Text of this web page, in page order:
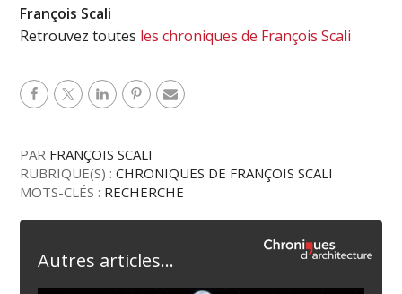
François Scali
Retrouvez toutes les chroniques de François Scali
PAR FRANÇOIS SCALI
RUBRIQUE(S) :CHRONIQUES DE FRANÇOIS SCALI
MOTS-CLÉS : RECHERCHE
Autres articles...